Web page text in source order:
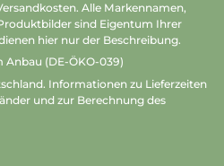
Alle Markennamen,
sind Eigentum Ihrer
hier nur der Beschreibung.
(DE-ÖKO-039)
Informationen zu Lieferzeiten
und zur Berechnung des